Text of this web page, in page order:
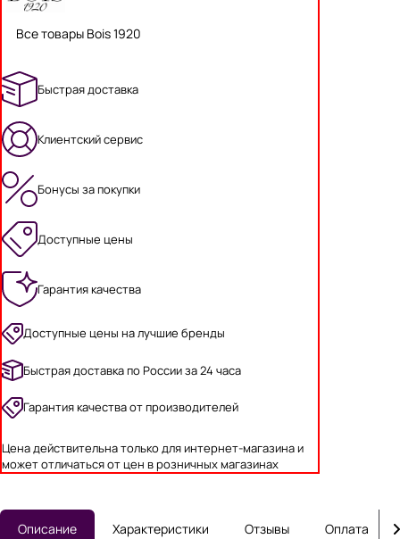
Все товары Bois 1920
Быстрая доставка
Клиентский сервис
Бонусы за покупки
Доступные цены
Гарантия качества
Доступные цены на лучшие бренды
Быстрая доставка по России за 24 часа
Гарантия качества от производителей
Цена действительна только для интернет-магазина и
может отличаться от цен в розничных магазинах
Описание Характеристики Отзывы Оплата